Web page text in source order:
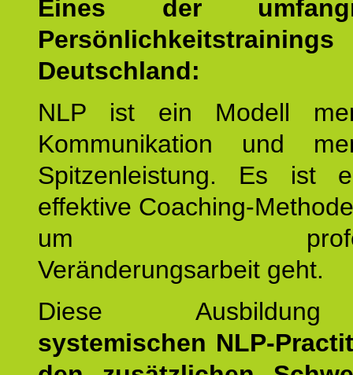
Eines der
Deutschland:
NLP ist ein Modell
Kommunikation und
Spitzenleistung. Es ist
effektive Coaching-
um
Veränderungsarbeit geht.
Diese
systemischen NLP-